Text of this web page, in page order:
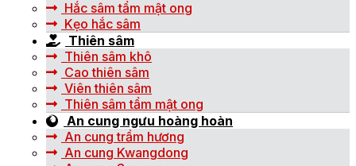
Hắc sâm tẩm mật ong
Kẹo hắc sâm
Thiên sâm
Thiên sâm khô
Cao thiên sâm
Viên thiên sâm
Thiên sâm tẩm mật ong
An cung ngưu hoàng hoàn
An cung trầm hương
An cung Kwangdong